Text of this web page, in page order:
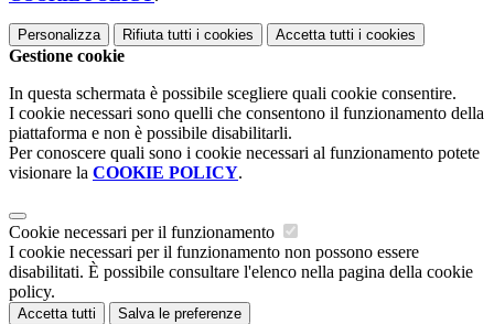
Personalizza Rifiuta tutti i cookies Accetta tutti i cookies
Gestione cookie
In questa schermata è possibile scegliere quali cookie consentire.
I cookie necessari sono quelli che consentono il funzionamento della
piattaforma e non è possibile disabilitarli.
Per conoscere quali sono i cookie necessari al funzionamento potete
visionare la COOKIE POLICY.
Cookie necessari per il funzionamento
I cookie necessari per il funzionamento non possono essere
disabilitati. È possibile consultare l'elenco nella pagina della cookie
policy.
Accetta tutti Salva le preferenze